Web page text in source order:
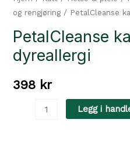
og rengjøring / PetalCleanse
PetalCleanse
dyreallergi
398 kr
PetalCleanse
Legg i